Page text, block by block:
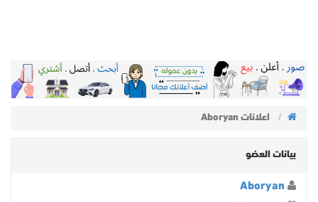
اعلانات Aboryan
بيانات العضو
Aboryan